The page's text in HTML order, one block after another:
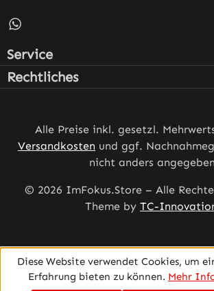
Schreib uns auf WhatsApp – öffnet in
Service
Rechtliches
Alle Preise inkl. gesetzl.
Versandkosten und ggf.
nicht anders
© 2026 ImFokus.Store – Alle
Theme by TC-
Diese Website verwendet Cookies, um
Erfahrung bieten zu können. Mehr